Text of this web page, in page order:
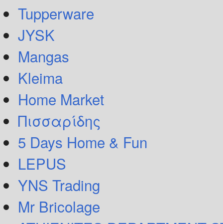
Tupperware
JYSK
Mangas
Kleima
Home Market
Πισσαρίδης
5 Days Home & Fun
LEPUS
YNS Trading
Mr Bricolage